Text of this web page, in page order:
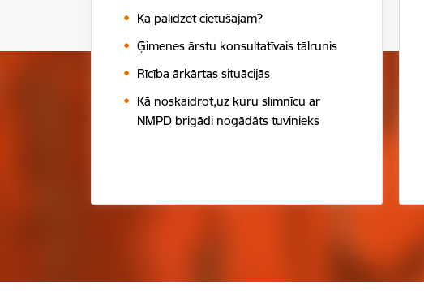
Kā palīdzēt cietušajam?
Ģimenes ārstu konsultatīvais tālrunis
Rīcība ārkārtas situācijās
Kā noskaidrot,uz kuru slimnīcu ar
NMPD brigādi nogādāts tuvinieks